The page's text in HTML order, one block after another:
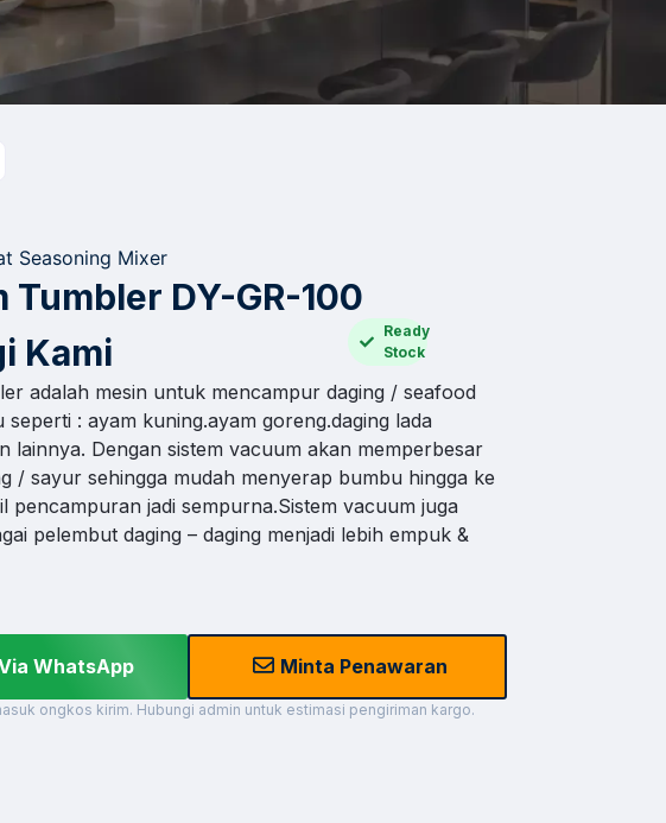
Seasoning Mixer
Tumbler DY-GR-100
Kami
Ready
Stock
adalah mesin untuk mencampur daging / seafood
seperti : ayam kuning.ayam goreng.daging lada
lainnya. Dengan sistem vacuum akan memperbesar
/ sayur sehingga mudah menyerap bumbu hingga ke
pencampuran jadi sempurna.Sistem vacuum juga
pelembut daging – daging menjadi lebih empuk &
WhatsApp Minta Penawaran
ongkos kirim. Hubungi admin untuk estimasi pengiriman kargo.